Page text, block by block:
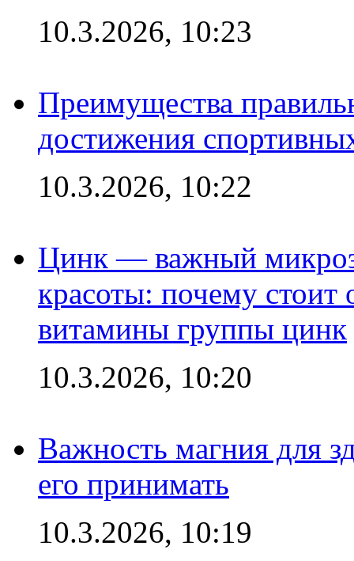
10.3.2026, 10:23
Преимущества
достижения
10.3.2026, 10:22
Цинк — важный
красоты: почему стоит
витамины группы цинк
10.3.2026, 10:20
Важность магния для
его принимать
10.3.2026, 10:19